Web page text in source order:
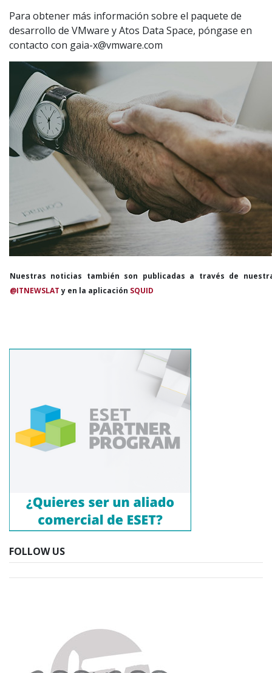
Para obtener más información sobre el paquete de
desarrollo de VMware y Atos Data Space, póngase en
contacto con gaia-x@vmware.com
Nuestras noticias también son publicadas a través de
@ITNEWSLATy en la aplicación SQUID
FOLLOW US